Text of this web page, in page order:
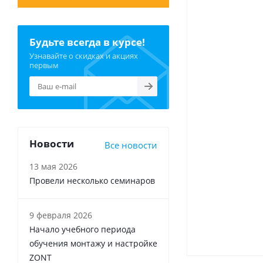
Будьте всегда в курсе!
Узнавайте о скидках и акциях
первым
Новости Все новости
13 мая 2026
Провели несколько семинаров
9 февраля 2026
Начало учебного периода
обучения монтажу и настройке
ZONT